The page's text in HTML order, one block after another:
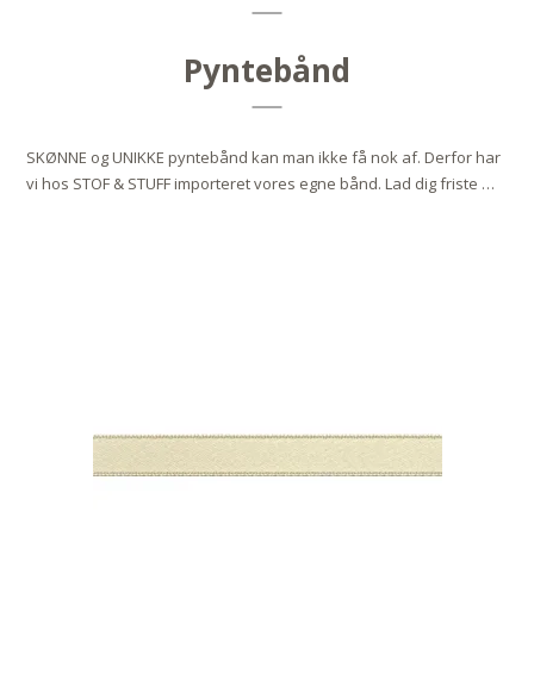
Pyntebånd
SKØNNE og UNIKKE pyntebånd kan man ikke få nok af. Derfor har
vi hos STOF & STUFF importeret vores egne bånd. Lad dig friste …